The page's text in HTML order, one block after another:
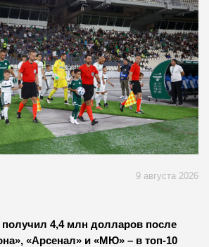
9 августа 2026
получил 4,4 млн долларов после
«Арсенал» и «МЮ» – в топ-10